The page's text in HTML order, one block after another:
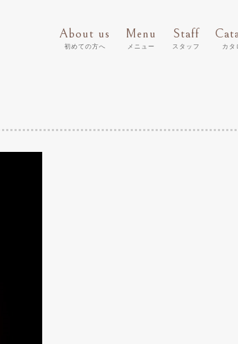
About us
初めての方へ
Menu
メニュー
Staff
スタッフ カタ